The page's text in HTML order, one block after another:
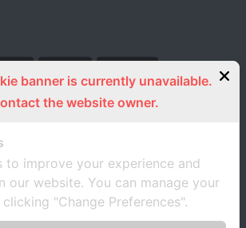
banner is currently unavailable.
the website owner.
to improve your experience and
our website. You can manage your
"Change Preferences".